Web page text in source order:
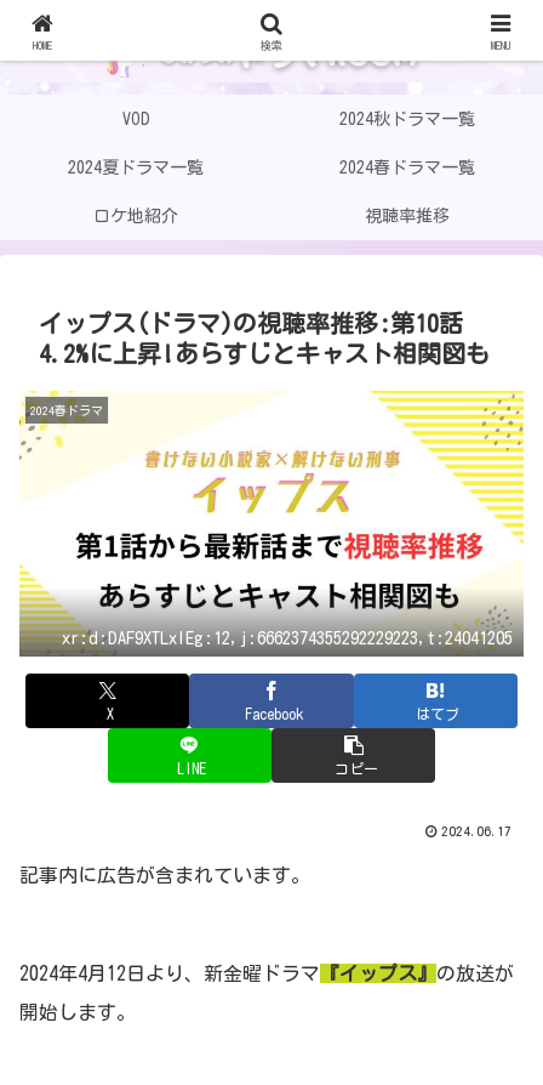
VOD 2024秋ドラマ一覧
2024夏ドラマ一覧 2024春ドラマ一覧
ロケ地紹介 視聴率推移
イップス(ドラマ)の視聴率推移:第10話
4.2%に上昇!あらすじとキャスト相関図も
2024春ドラマ
xr:d:DAF9XTLxIEg:12,j:6662374355292229223,t:24041205
X Facebook はてブ
LINE コピー
2024.06.17
記事内に広告が含まれています。
2024年4月12日より、新金曜ドラマ 『イップス』 の放送が
開始します。
HOME 検索 MENU